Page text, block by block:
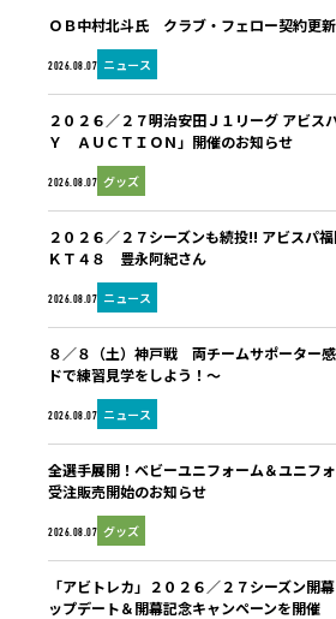
2026.08.07 ニュース
ＯＢ中村北斗氏 クラブ・フェロー契約更
2026.08.07 グッズ
２０２６／２７明治安田Ｊ１リーグ アビス
Ｙ ＡＵＣＴＩＯＮ」開催のお知らせ
2026.08.07 ニュース
２０２６／２７シーズンも続投!! アビスパ
ＫＴ４８ 豊永阿紀さん
2026.08.07 ニュース
８／８（土）神戸戦 両チームサポーター
ドで練習見学をしよう！～
2026.08.07 グッズ
全選手展開！ベビーユニフォーム＆ユニフ
受注販売開始のお知らせ
「アビトレカ」２０２６／２７シーズン開
ップデート＆開幕記念キャンペーンを開催